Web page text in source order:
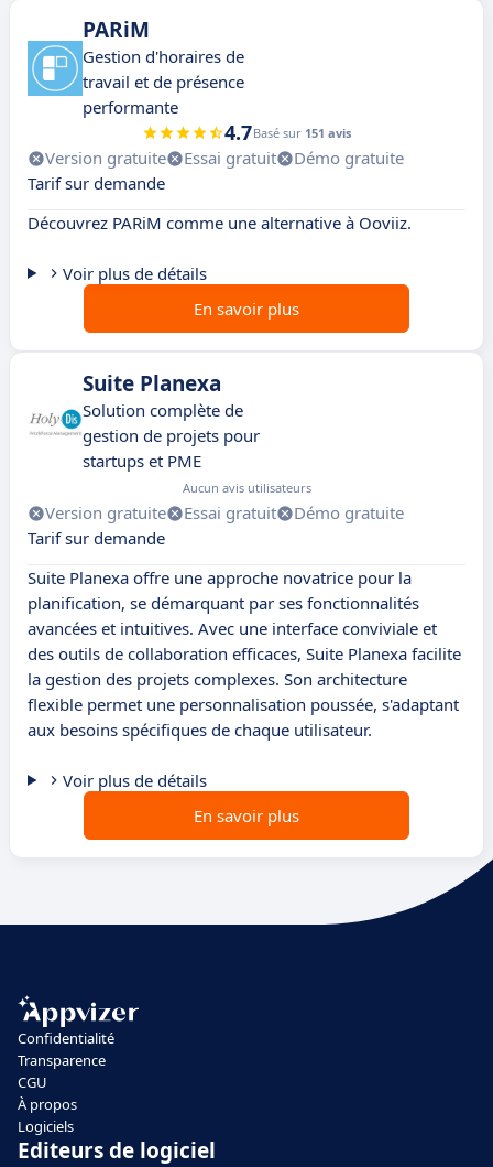
PARiM
Gestion d'horaires de
travail et de présence
performante
4.7Basé sur 151 avis
Version gratuite Essai gratuit
Démo gratuite
Tarif sur demande
Découvrez PARiM comme une alternative à Ooviiz.
Voir plus de détails
En savoir plus
Suite Planexa
Solution complète de
gestion de projets pour
startups et PME
Aucun avis utilisateurs
Version gratuite Essai gratuit
Démo gratuite
Tarif sur demande
Suite Planexa offre une approche novatrice pour la
planification, se démarquant par ses fonctionnalités
avancées et intuitives. Avec une interface conviviale et
des outils de collaboration efficaces, Suite Planexa facilite
la gestion des projets complexes. Son architecture
flexible permet une personnalisation poussée, s'adaptant
aux besoins spécifiques de chaque utilisateur.
Voir plus de détails
En savoir plus
Confidentialité
Transparence
CGU
À propos
Logiciels
Editeurs de logiciel